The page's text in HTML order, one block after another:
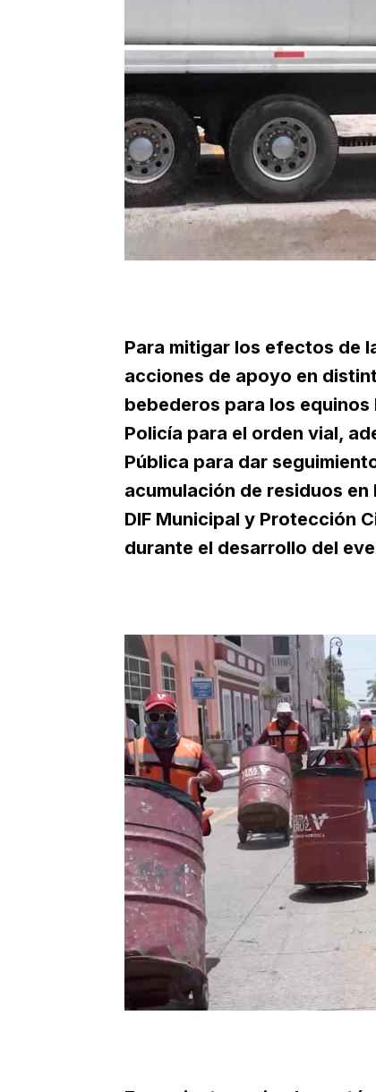
Para mitigar los efectos de
acciones de apoyo en
bebederos para los
Policía para el orden vial,
Pública para dar
acumulación de residuos
DIF Municipal y Protección
durante el desarrollo del